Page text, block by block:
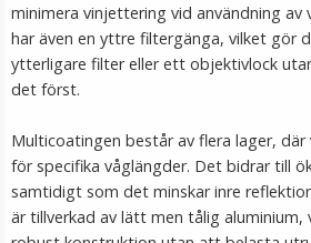
★★★★
149 kr
minimera vinjettering vid användning av
har även en yttre filtergänga, vilket gör
ytterligare filter eller ett objektivlock
det först.
Multicoatingen består av flera lager,
för specifika våglängder. Det bidrar till
samtidigt som det minskar inre
är tillverkad av lätt men tålig aluminium,